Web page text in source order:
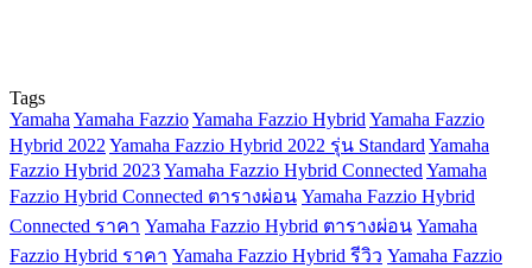
Tags
Yamaha Yamaha FazzioYamaha Fazzio Hybrid Yamaha Fazzio
Hybrid 2022 Yamaha Fazzio Hybrid 2022 รุ่น Standard Yamaha
Fazzio Hybrid 2023Yamaha Fazzio Hybrid Connected Yamaha
Fazzio Hybrid Connected ตารางผ่อน Yamaha Fazzio Hybrid
Connected ราคา Yamaha Fazzio Hybrid ตารางผ่อน Yamaha
Fazzio Hybrid ราคา Yamaha Fazzio Hybrid รีวิว Yamaha Fazzio